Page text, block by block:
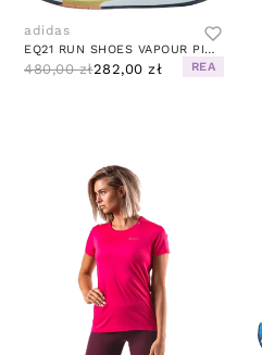
adidas
EQ21 RUN SHOES VAPOUR PINK / VAPOUR PINK / AMBIENT BLUSH
480,00 zł282,00 zł REA